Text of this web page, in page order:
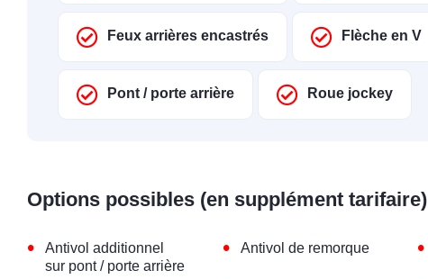
Feux arrières encastrés Flèche en V
Pont / porte arrière Roue jockey
Options possibles (en supplément tarifaire)
•
Antivol additionnel
sur pont / porte arrière
• Antivol de remorque •